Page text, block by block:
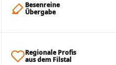
Besenreine
Übergabe
Regionale Profis
aus dem Filstal